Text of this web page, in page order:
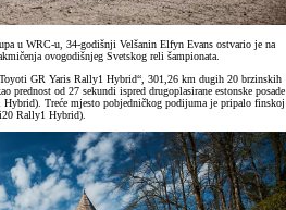
u WRC-u, 34-godišnji Velšanin Elfyn Evans ostvario je na
ovogodišnjeg Svetskog reli šampionata.
GR Yaris Rally1 Hybrid“, 301,26 km dugih 20 brzinskih
prednost od 27 sekundi ispred drugoplasirane estonske posade
Treće mjesto pobjedničkog podijuma je pripalo finskoj
Rally1 Hybrid).